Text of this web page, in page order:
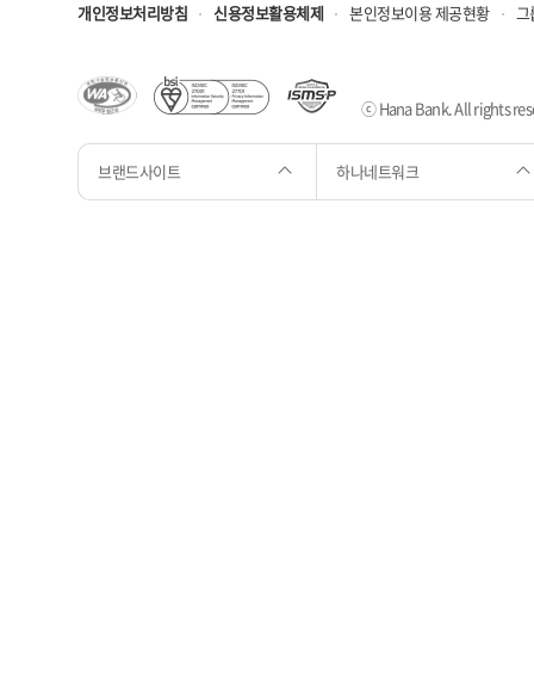
개인정보처리방침
신용정보활용체제 본인정보이용 제공현황 그
ⓒ Hana Bank. All rights
브랜드사이트 하나네트워크